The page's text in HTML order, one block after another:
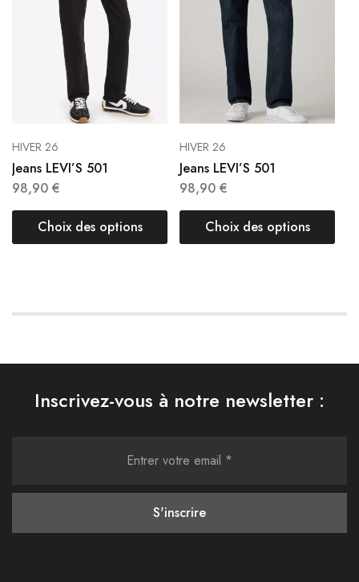
HIVER 26
Jeans LEVI’S 501
98,90 €
Choix des options
HIVER 26
Jeans LEVI’S 501
98,90 €
Choix des options
Inscrivez-vous à notre newsletter :